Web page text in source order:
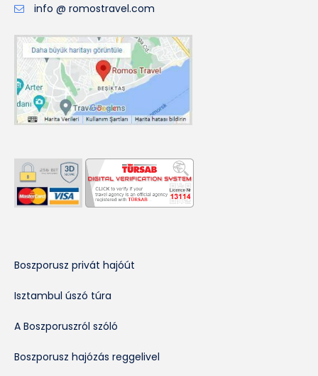
info @ romostravel.com
Boszporusz privát hajóút
Isztambul úszó túra
A Boszporuszról szóló
Boszporusz hajózás reggelivel